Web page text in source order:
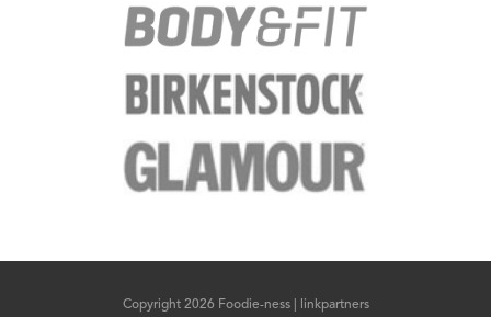
Copyright 2026 Foodie-ness | linkpartners